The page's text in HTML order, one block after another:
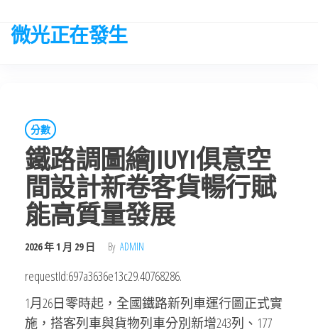
微光正在發生
分數
鐵路調圖繪JIUYI俱意空
間設計新卷客貨暢行賦
能高質量發展
2026 年 1 月 29 日 By ADMIN
requestId:697a3636e13c29.40768286.
1月26日零時起，全國鐵路新列車運行圖正式實
施，搭客列車與貨物列車分別新增243列、177